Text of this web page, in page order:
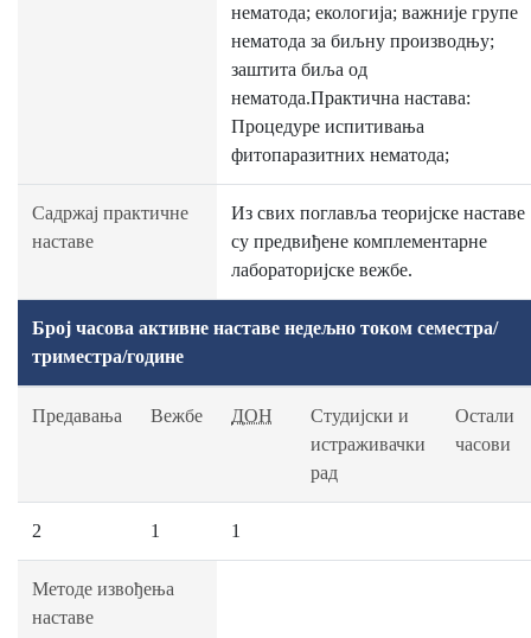
нематода; екологија; важније групе
нематода за биљну производњу;
заштита биља од
нематода.Практична настава:
Процедуре испитивања
фитопаразитних нематода;
Садржај практичне
наставе
Из свих поглавља теоријске наставе
су предвиђене комплементарне
лабораторијске вежбе.
Број часова активне наставе недељно током семестра/
триместра/године
Предавања Вежбе ДОН
Студијски и
истраживачки
рад
Остали
часови
2 1 1
Методе извођења
наставе